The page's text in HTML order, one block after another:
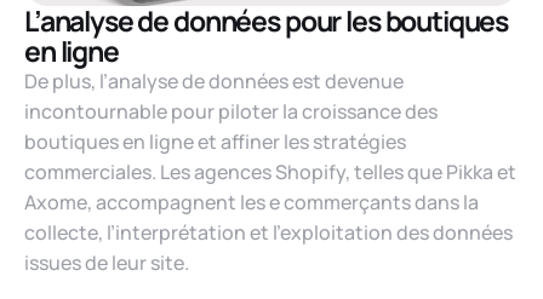
L’analyse de données pour les boutiques
en ligne
De plus, l’analyse de données est devenue
incontournable pour piloter la croissance des
boutiques en ligne et affiner les stratégies
commerciales. Les agences Shopify, telles que Pikka et
Axome, accompagnent les e commerçants dans la
collecte, l’interprétation et l’exploitation des données
issues de leur site.